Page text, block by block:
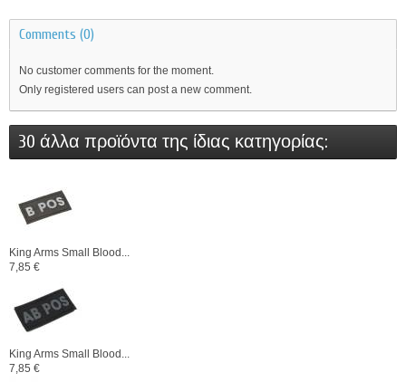
Comments (0)
No customer comments for the moment.
Only registered users can post a new comment.
30 άλλα προϊόντα της ίδιας κατηγορίας:
King Arms Small Blood...
7,85 €
King Arms Small Blood...
7,85 €